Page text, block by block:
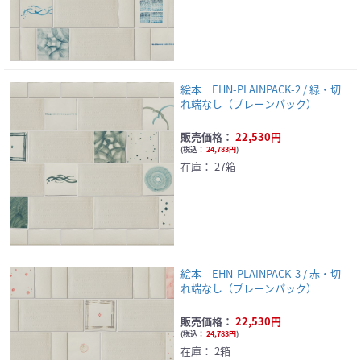
絵本 EHN-PLAINPACK-2 / 緑・切
れ端なし（プレーンパック）
販売価格： 22,530円
(税込： 24,783円)
在庫： 27箱
絵本 EHN-PLAINPACK-3 / 赤・切
れ端なし（プレーンパック）
販売価格： 22,530円
(税込： 24,783円)
在庫： 2箱